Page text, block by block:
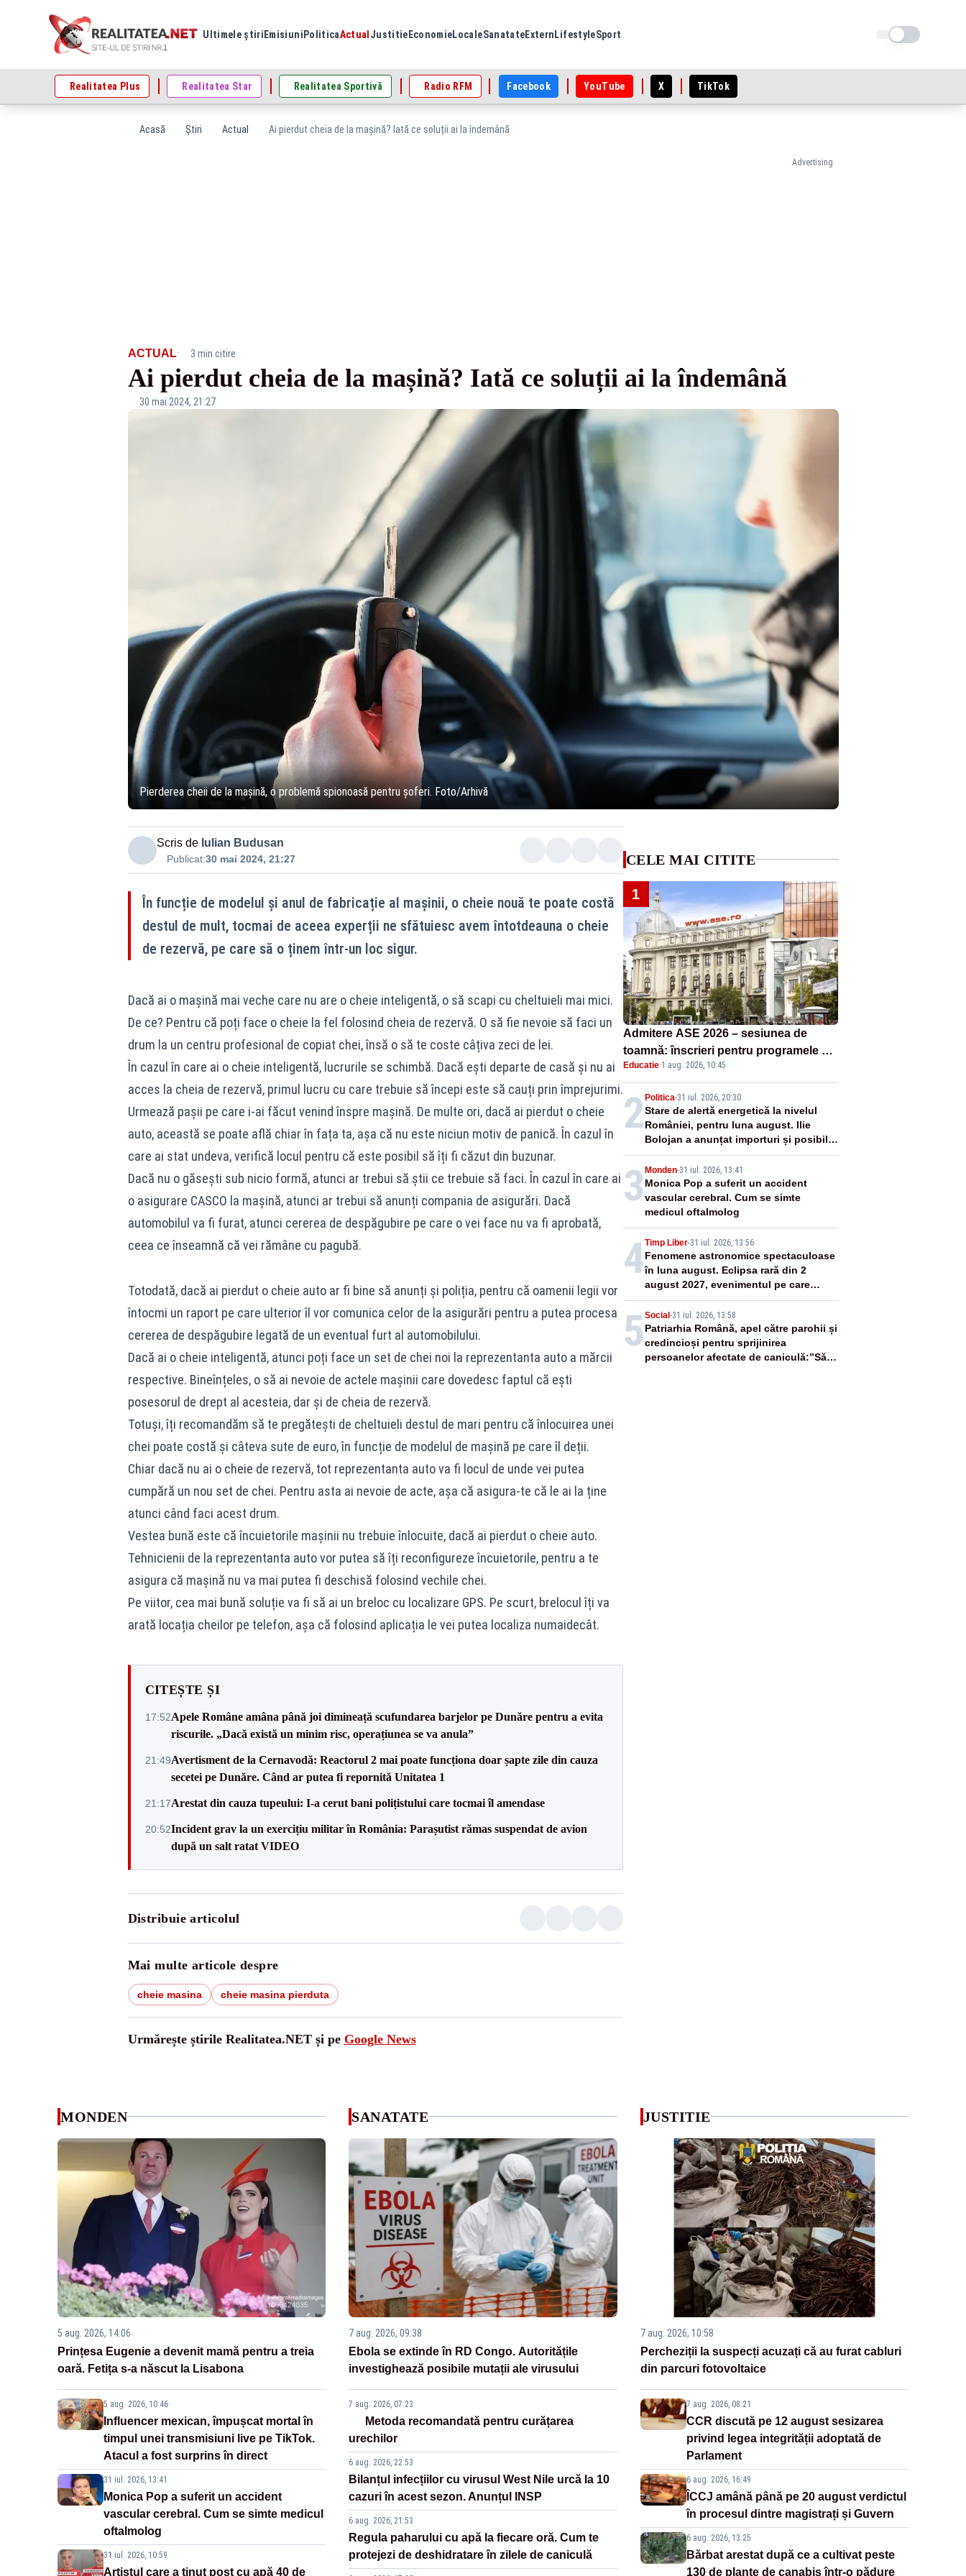
Ultimele știri Emisiuni PoliticaActual Justitie EconomieLocaleSanatateExtern LifestyleSport Schimba tema
Realitatea Plus Realitatea Star Realitatea Sportivă Radio RFM Facebook YouTube X TikTok
Acasă Știri Actual Ai pierdut cheia de la mașină? Iată ce soluții ai la îndemână
Advertising
ACTUAL· 3 min citire
Ai pierdut cheia de la mașină? Iată ce soluții ai la îndemână
30 mai 2024, 21:27
Pierderea cheii de la mașină, o problemă spionoasă pentru șoferi. Foto/Arhivă
Scris de Iulian Budusan
Publicat:30 mai 2024, 21:27
În funcție de modelul și anul de fabricație al mașinii, o cheie nouă te poate costă
destul de mult, tocmai de aceea experții ne sfătuiesc avem întotdeauna o cheie
de rezervă, pe care să o ținem într-un loc sigur.
Dacă ai o mașină mai veche care nu are o cheie inteligentă, o să scapi cu cheltuieli mai mici.
De ce? Pentru că poți face o cheie la fel folosind cheia de rezervă. O să fie nevoie să faci un
drum la un centru profesional de copiat chei, însă o să te coste câțiva zeci de lei.
În cazul în care ai o cheie inteligentă, lucrurile se schimbă. Dacă ești departe de casă și nu ai
acces la cheia de rezervă, primul lucru cu care trebuie să începi este să cauți prin împrejurimi.
Urmează pașii pe care i-ai făcut venind înspre mașină. De multe ori, dacă ai pierdut o cheie
auto, această se poate află chiar în fața ta, așa că nu este niciun motiv de panică. În cazul în
care ai stat undeva, verifică locul pentru că este posibil să îți fi căzut din buzunar.
Dacă nu o găsești sub nicio formă, atunci ar trebui să știi ce trebuie să faci. În cazul în care ai
o asigurare CASCO la mașină, atunci ar trebui să anunți compania de asigurări. Dacă
automobilul va fi furat, atunci cererea de despăgubire pe care o vei face nu va fi aprobată,
ceea ce înseamnă că vei rămâne cu pagubă.
Totodată, dacă ai pierdut o cheie auto ar fi bine să anunți și poliția, pentru că oamenii legii vor
întocmi un raport pe care ulterior îl vor comunica celor de la asigurări pentru a putea procesa
cererea de despăgubire legată de un eventual furt al automobilului.
Dacă ai o cheie inteligentă, atunci poți face un set de chei noi la reprezentanta auto a mărcii
respective. Bineînțeles, o să ai nevoie de actele mașinii care dovedesc faptul că ești
posesorul de drept al acesteia, dar și de cheia de rezervă.
Totuși, îți recomandăm să te pregătești de cheltuieli destul de mari pentru că înlocuirea unei
chei poate costă și câteva sute de euro, în funcție de modelul de mașină pe care îl deții.
Chiar dacă nu ai o cheie de rezervă, tot reprezentanta auto va fi locul de unde vei putea
cumpără un nou set de chei. Pentru asta ai nevoie de acte, așa că asigura-te că le ai la ține
atunci când faci acest drum.
Vestea bună este că încuietorile mașinii nu trebuie înlocuite, dacă ai pierdut o cheie auto.
Tehnicienii de la reprezentanta auto vor putea să îți reconfigureze încuietorile, pentru a te
asigura că mașină nu va mai putea fi deschisă folosind vechile chei.
Pe viitor, cea mai bună soluție va fi să ai un breloc cu localizare GPS. Pe scurt, brelocul îți va
arată locația cheilor pe telefon, așa că folosind aplicația le vei putea localiza numaidecât.
CITEȘTE ȘI
17:52Apele Române amâna până joi dimineață scufundarea barjelor pe Dunăre pentru a evita
riscurile. „Dacă există un minim risc, operațiunea se va anula”
21:49Avertisment de la Cernavodă: Reactorul 2 mai poate funcționa doar șapte zile din cauza
secetei pe Dunăre. Când ar putea fi repornită Unitatea 1
21:17Arestat din cauza tupeului: I-a cerut bani polițistului care tocmai îl amendase
20:52Incident grav la un exercițiu militar în România: Parașutist rămas suspendat de avion
după un salt ratat VIDEO
Distribuie articolul
Mai multe articole despre
cheie masina cheie masina pierduta
Urmărește știrile Realitatea.NET și pe Google News
CELE MAI CITITE
1
Admitere ASE 2026 – sesiunea de
toamnă: înscrieri pentru programele de
licență, masterat și doctorat
Educatie·1 aug. 2026, 10:45
2Politica-31 iul. 2026, 20:30
Stare de alertă energetică la nivelul
României, pentru luna august. Ilie
Bolojan a anunțat importuri și posibile
restricții – VIDEO
3 Monden-31 iul. 2026, 13:41
Monica Pop a suferit un accident
vascular cerebral. Cum se simte
medicul oftalmolog
4Timp Liber-31 iul. 2026, 13:56
Fenomene astronomice spectaculoase
în luna august. Eclipsa rară din 2
august 2027, evenimentul pe care
generația noastră nu îl va mai vedea
5 Social-31 iul. 2026, 13:58
Patriarhia Română, apel către parohii și
credincioși pentru sprijinirea
persoanelor afectate de caniculă:”Să
MONDEN
5 aug. 2026, 14:06
Prințesa Eugenie a devenit mamă pentru a treia
oară. Fetița s-a născut la Lisabona
5 aug. 2026, 10:46
Influencer mexican, împușcat mortal în
timpul unei transmisiuni live pe TikTok.
Atacul a fost surprins în direct
31 iul. 2026, 13:41
Monica Pop a suferit un accident
vascular cerebral. Cum se simte medicul
oftalmolog
31 iul. 2026, 10:59
Artistul care a ținut post cu apă 40 de
SANATATE
7 aug. 2026, 09:38
Ebola se extinde în RD Congo. Autoritățile
investighează posibile mutații ale virusului
7 aug. 2026, 07:23
Metoda recomandată pentru curățarea
urechilor
6 aug. 2026, 22:53
Bilanțul infecțiilor cu virusul West Nile urcă la 10
cazuri în acest sezon. Anunțul INSP
6 aug. 2026, 21:53
Regula paharului cu apă la fiecare oră. Cum te
protejezi de deshidratare în zilele de caniculă
JUSTITIE
7 aug. 2026, 10:58
Percheziții la suspecți acuzați că au furat cabluri
din parcuri fotovoltaice
7 aug. 2026, 08:21
CCR discută pe 12 august sesizarea
privind legea integrității adoptată de
Parlament
6 aug. 2026, 16:49
ÎCCJ amână până pe 20 august verdictul
în procesul dintre magistrați și Guvern
6 aug. 2026, 13:25
Bărbat arestat după ce a cultivat peste
130 de plante de canabis într-o pădure